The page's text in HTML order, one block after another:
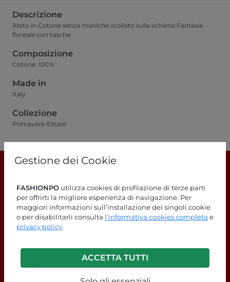
Gestione dei Cookie
FASHIONPO utilizza cookies di profilazione di terze parti
per offrirti la migliore esperienza di navigazione. Per
maggiori informazioni sull’installazione dei singoli cookie
o per disabilitarli consulta l’informativa cookies completa e
privacy policy.
ACCETTA TUTTI
Descrizione
Abito in Cotone senza maniche scollato sulla schiena Fantasia
floreale con tasche
Composizione
Cotone: 100%
Made in
Italy
Collezione
Primavera-Estate
Stai cercando delle risposte?
Dai un'occhiata alla nostra pagina
FAQ!